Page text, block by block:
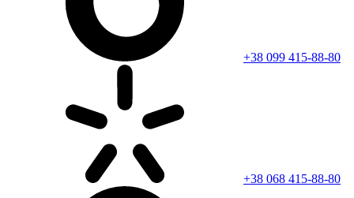
+38 099 415-88-80
+38 068 415-88-80